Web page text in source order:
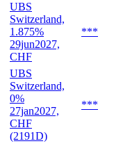
UBS
Switzerland,
1.875%
29jun2027,
CHF
***
UBS
Switzerland,
0%
27jan2027,
CHF
(2191D)
***